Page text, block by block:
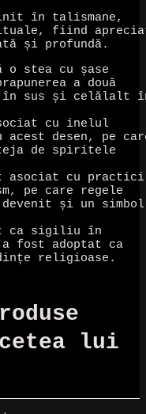
în talismane,
fiind
și profundă.
o stea cu șase
a două
în sus și celălalt
cu inelul
desen, pe
de spiritele
asociat cu practici
pe care regele
și un simbol
ca sigiliu în
fost adoptat ca
religioase.
lui